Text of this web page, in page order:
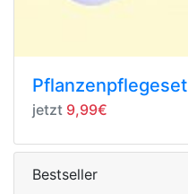
Pflanzenpflegeset
jetzt 9,99€
Bestseller